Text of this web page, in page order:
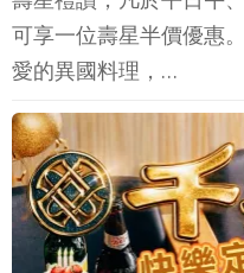
可享一位壽星半價優惠
愛的異國料理，…